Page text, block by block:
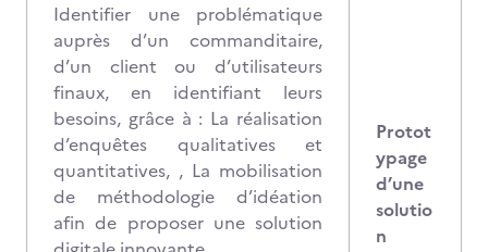
Identifier une problématique
auprès d’un commanditaire,
d’un client ou d’utilisateurs
finaux, en identifiant leurs
besoins, grâce à : La réalisation
d’enquêtes qualitatives et
quantitatives, , La mobilisation
de méthodologie d’idéation
afin de proposer une solution
Protot
ypage
d’une
solutio
n